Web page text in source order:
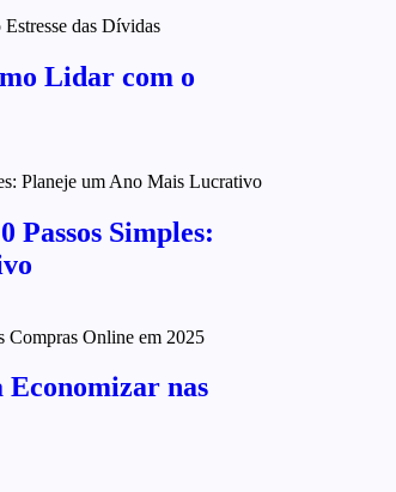
Lidar com o
Passos Simples:
Economizar nas